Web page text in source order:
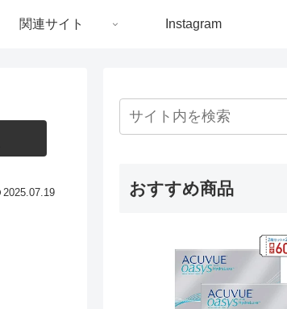
関連サイト Instagram
2025.07.19 おすすめ商品